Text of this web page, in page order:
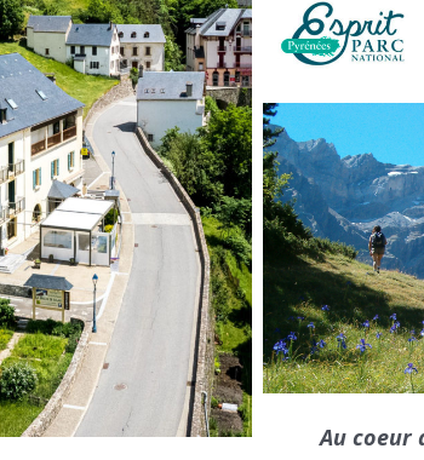
Au coeur